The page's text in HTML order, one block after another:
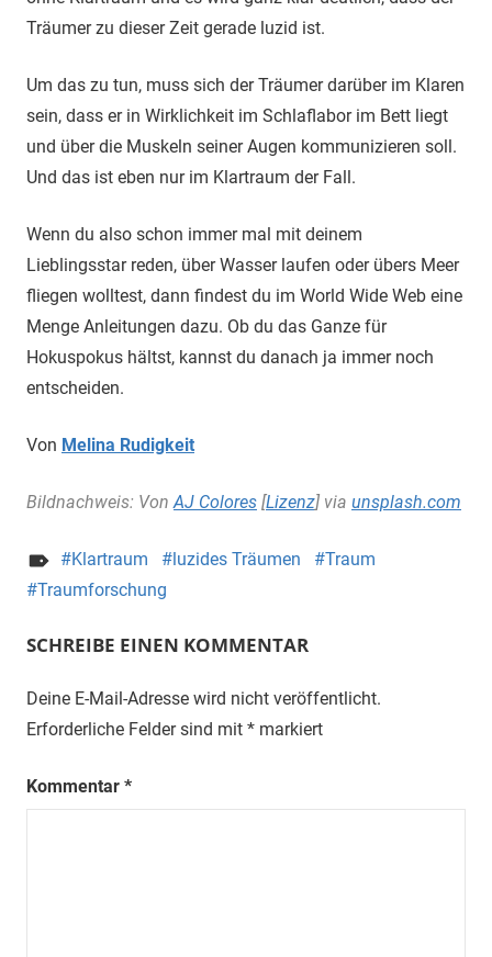
Träumer zu dieser Zeit gerade luzid ist.
Um das zu tun, muss sich der Träumer darüber im Klaren
sein, dass er in Wirklichkeit im Schlaflabor im Bett liegt
und über die Muskeln seiner Augen kommunizieren soll.
Und das ist eben nur im Klartraum der Fall.
Wenn du also schon immer mal mit deinem
Lieblingsstar reden, über Wasser laufen oder übers Meer
fliegen wolltest, dann findest du im World Wide Web eine
Menge Anleitungen dazu. Ob du das Ganze für
Hokuspokus hältst, kannst du danach ja immer noch
entscheiden.
Von Melina Rudigkeit
Bildnachweis: Von AJ Colores [Lizenz] via unsplash.com
Klartraum luzides Träumen
Traum
Traumforschung
SCHREIBE EINEN KOMMENTAR
Deine E-Mail-Adresse wird nicht veröffentlicht.
Erforderliche Felder sind mit * markiert
Kommentar *